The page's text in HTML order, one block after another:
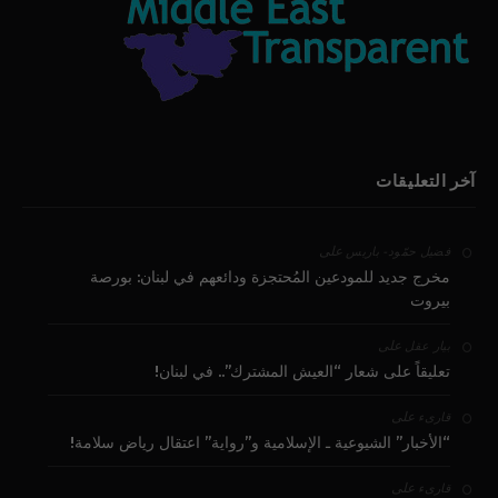
آخر التعليقات
فضيل حمّود - باريس على
مخرج جديد للمودعين المُحتجزة ودائعهم في لبنان: بورصة
بيروت
بيار عقل على
تعليقاً على شعار “العيش المشترك”.. في لبنان!
قارىء على
“الأخبار” الشيوعية ـ الإسلامية و”رواية” اعتقال رياض سلامة!
قارىء على